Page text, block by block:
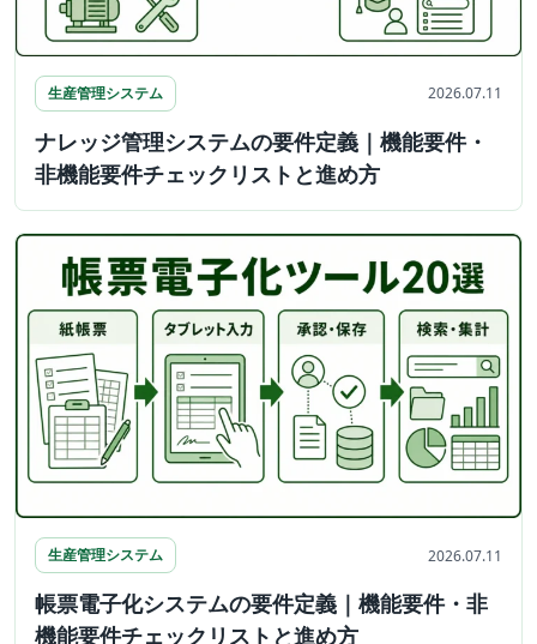
生産管理システム 2026.07.11
ナレッジ管理システムの要件定義｜機能要件・
非機能要件チェックリストと進め方
生産管理システム 2026.07.11
帳票電子化システムの要件定義｜機能要件・非
機能要件チェックリストと進め方